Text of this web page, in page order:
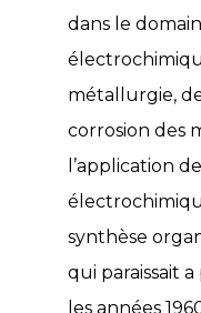
dans le
métallurgie,
corrosion des
l’application
synthèse
qui paraissait
les années